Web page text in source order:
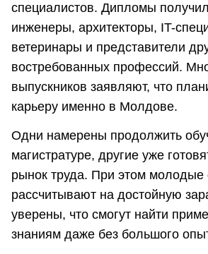
специалистов. Дипломы
инженеры, архитекторы, IT-
ветеринары и представители
востребованных профессий.
выпускников заявляют, что
карьеру именно в Молдове.
Одни намерены продолжить
магистратуре, другие уже
рынок труда. При этом молодые
рассчитывают на достойную
уверены, что смогут найти
знаниям даже без большого